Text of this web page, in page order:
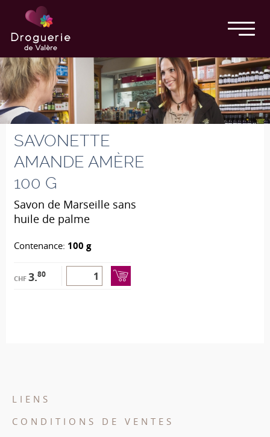
SAVONETTE
AMANDE AMÈRE
100 G
Savon de Marseille sans
huile de palme
Contenance: 100 g
CHF 3.80
LIENS
CONDITIONS DE VENTES